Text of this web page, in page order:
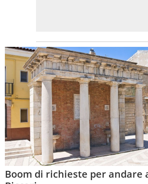
Boom di richieste per andare